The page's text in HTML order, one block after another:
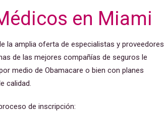
en Miami
la amplia oferta de especialistas y proveedores
de las mejores compañías de seguros le
medio de Obamacare o bien con planes
calidad.
de inscripción: